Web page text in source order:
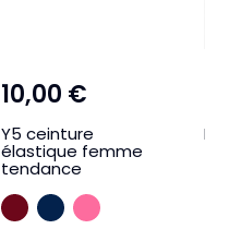
10,00 €
Y5 ceinture
élastique femme
tendance
BORDEAUX
MARINEROSE